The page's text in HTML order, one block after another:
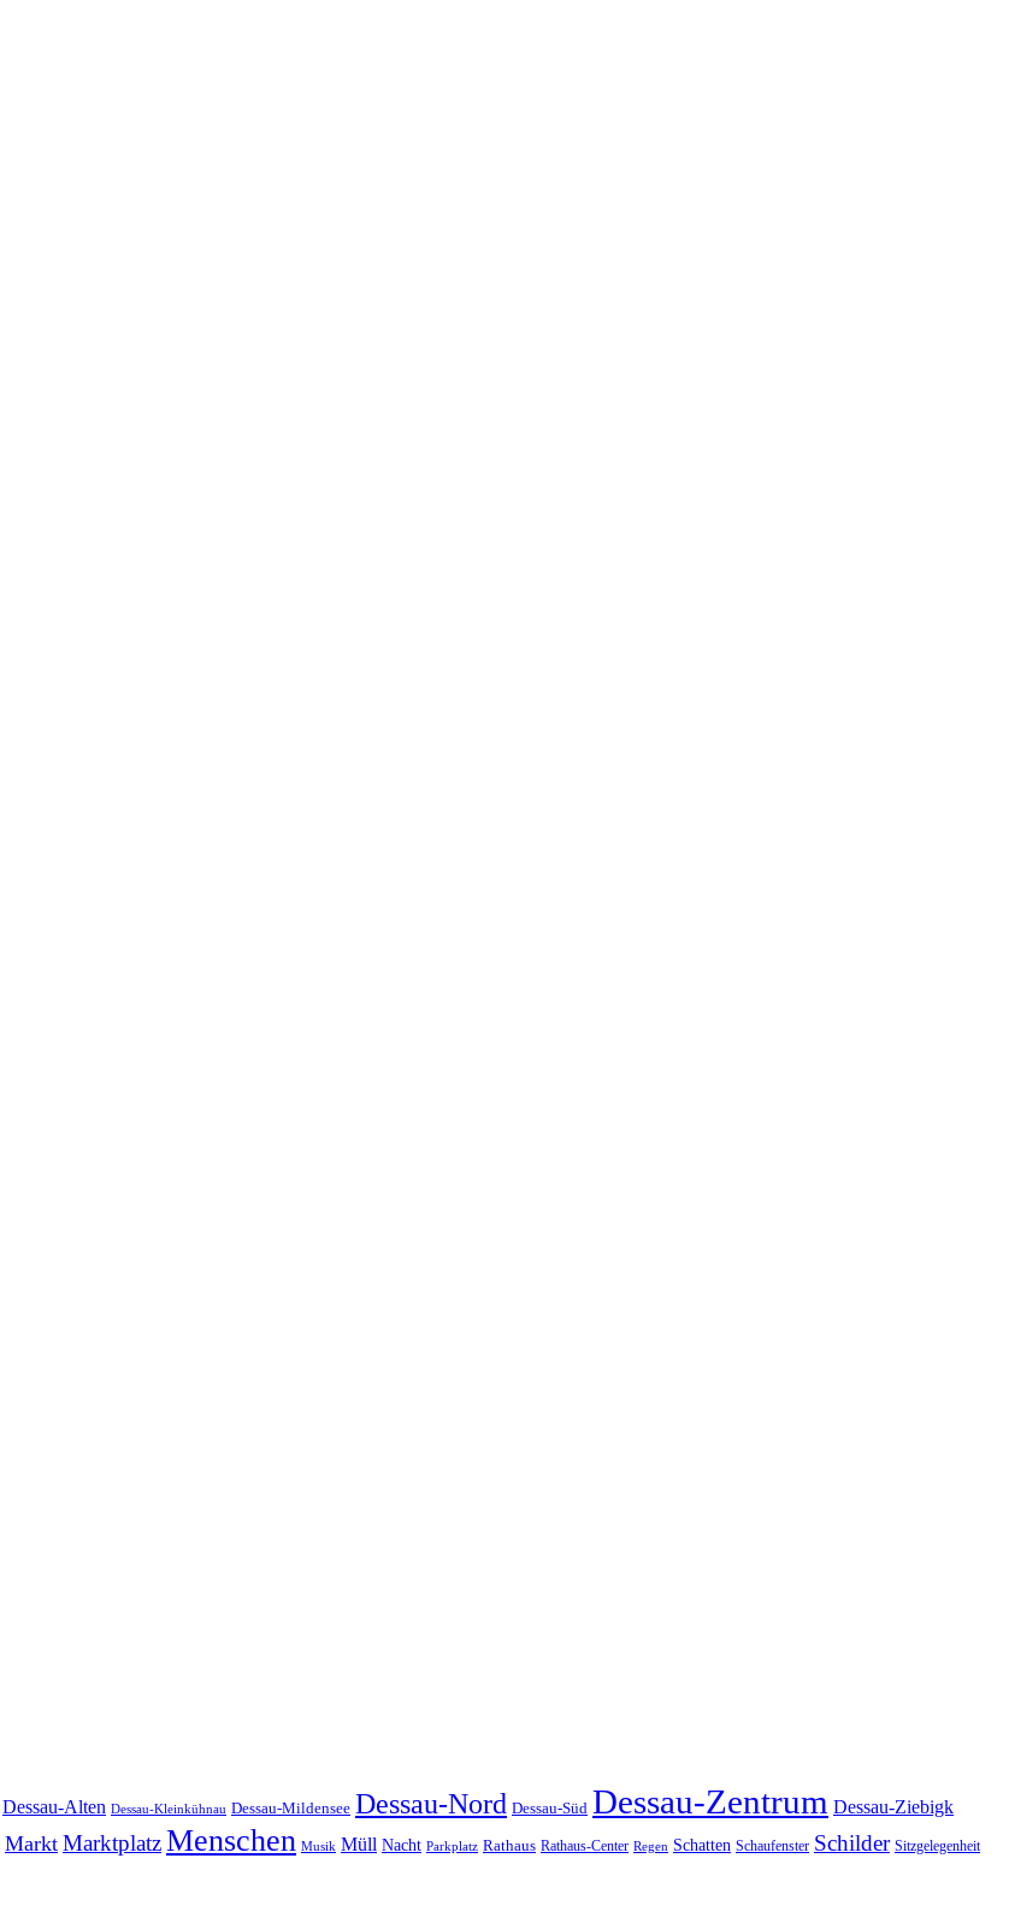
Dessau-Alten Dessau-Kleinkühnau Dessau-Mildensee Dessau-Nord Dessau-Süd Dessau-Zentrum Dessau-Ziebigk
Markt MarktplatzMenschen Musik Müll Nacht Parkplatz Rathaus Rathaus-Center Regen Schatten Schaufenster Schilder Sitzgelegenheit